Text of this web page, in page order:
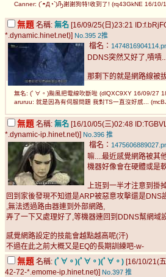
Canner: (´◓Д◔`)Ԡ謝謝狗特!收到了! (rq43GkNE 16/10/
無題 名稱: 無名 [16/09/25(日)23:21
*.dynamic.hinet.net)] No.395 2推
檔名：
DDNS突然又好了,嘖嘖
那剩下的就是網路線被
無名: (ﾟ∀。)颱風把電線吹斷啦 (dlQXC9XY 16/09/27
aruruu: 就是因為有伺服問題 我對TS一直沒好感...
無題 名稱: 無名 [16/10/05(三)02:48
*.dynamic-ip.hinet.net)] No.396 推
檔名：
嘛....最近感覺網路被其
機器好像會在硬體或是
上班到一半才注意到掛
回到家後發現不知道是ARP被惡意攻擊還是DNS
,無法透過路由器連到外部網路,
弄了一下又處理好了,等機器連回到DDNS幫網域
感覺網路設定的技能會越點越高呢(汗)
不過在此之前大概又是EQ的長期訓練吧-w-
無題 名稱: (ﾟ∀。)(ﾟ∀。)(ﾟ∀。) [16/10/21(
42-72-*.emome-ip.hinet.net)] No.397 推